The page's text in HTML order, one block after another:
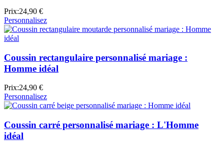
Prix:24,90 €
Personnalisez
Coussin rectangulaire personnalisé mariage :
Homme idéal
Prix:24,90 €
Personnalisez
Coussin carré personnalisé mariage : L'Homme
idéal